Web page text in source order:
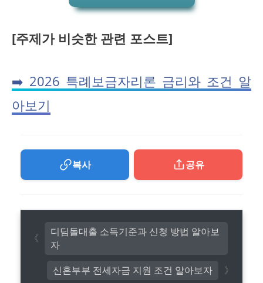
[주제가 비슷한 관련 포스트]
➡️ 2026 특례보금자리론 금리와 조건 알
아보기
복사 공유
신혼부부 전세자금 지원 조건 알아보자
디딤돌대출 소득기준과 신청 방법 알아보
자